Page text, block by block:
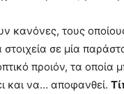
κανόνες, τους
σε μία
προιόν, τα οποία
και να… αποφανθεί.